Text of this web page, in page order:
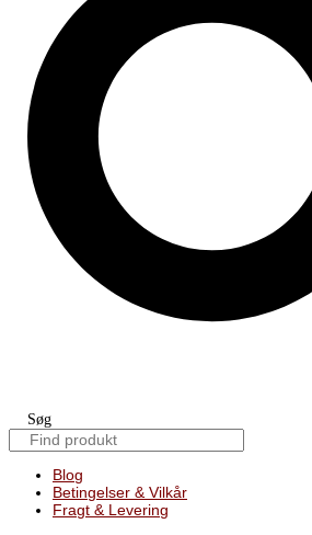
Søg
Blog
Betingelser & Vilkår
Fragt & Levering